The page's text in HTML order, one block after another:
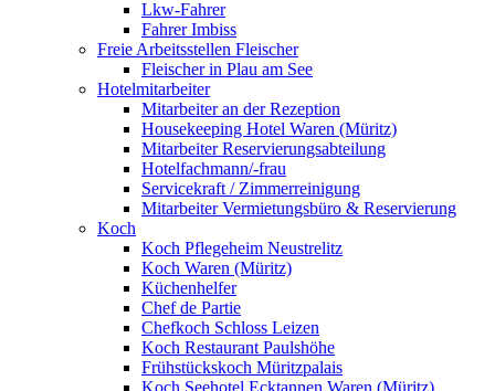
Lkw-Fahrer
Fahrer Imbiss
Freie Arbeitsstellen Fleischer
Fleischer in Plau am See
Hotelmitarbeiter
Mitarbeiter an der Rezeption
Housekeeping Hotel Waren (Müritz)
Mitarbeiter Reservierungsabteilung
Hotelfachmann/-frau
Servicekraft / Zimmerreinigung
Mitarbeiter Vermietungsbüro & Reservierung
Koch
Koch Pflegeheim Neustrelitz
Koch Waren (Müritz)
Küchenhelfer
Chef de Partie
Chefkoch Schloss Leizen
Koch Restaurant Paulshöhe
Frühstückskoch Müritzpalais
Koch Seehotel Ecktannen Waren (Müritz)